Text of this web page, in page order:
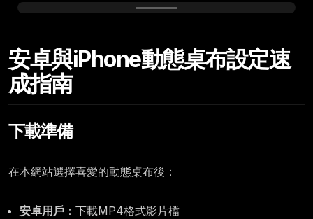
Wednesday, July 22
12:00
安卓與iPhone動態桌布設定速
成指南
下載準備
在本網站選擇喜愛的動態桌布後：
安卓用戶 ：下載MP4格式影片檔